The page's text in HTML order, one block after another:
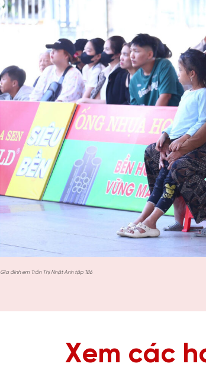
Gia đình em Trần Thị Nhật Anh tập 186
Xem các